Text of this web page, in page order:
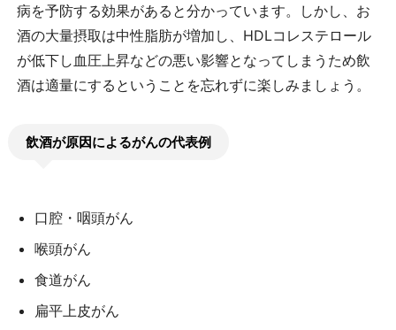
病を予防する効果があると分かっています。しかし、お
酒の大量摂取は中性脂肪が増加し、HDLコレステロール
が低下し血圧上昇などの悪い影響となってしまうため飲
酒は適量にするということを忘れずに楽しみましょう。
飲酒が原因によるがんの代表例
口腔・咽頭がん
喉頭がん
食道がん
扁平上皮がん